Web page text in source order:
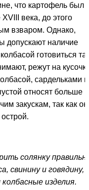
что картофель был
века, до этого
взваром. Однако,
допускают наличие
готовиться
режут на
сардельками и
относят больше
закускам, так как
солянку
свинину и говядину,
изделия.